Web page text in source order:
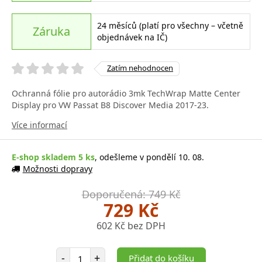
Záruka
24 měsíců (platí pro všechny – včetně
objednávek na IČ)
Zatím nehodnocen
Ochranná fólie pro autorádio 3mk TechWrap Matte Center
Display pro VW Passat B8 Discover Media 2017-23.
Více informací
E-shop skladem 5 ks, odešleme v pondělí 10. 08.
Možnosti dopravy
Doporučená: 749 Kč
729 Kč
602 Kč bez DPH
- Počet položek
+ Přidat do košíku